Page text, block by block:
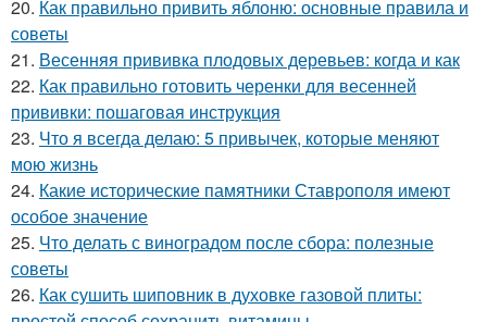
20. Как правильно привить яблоню: основные правила и
советы
21. Весенняя прививка плодовых деревьев: когда и как
22. Как правильно готовить черенки для весенней
прививки: пошаговая инструкция
23. Что я всегда делаю: 5 привычек, которые меняют
мою жизнь
24. Какие исторические памятники Ставрополя имеют
особое значение
25. Что делать с виноградом после сбора: полезные
советы
26. Как сушить шиповник в духовке газовой плиты: